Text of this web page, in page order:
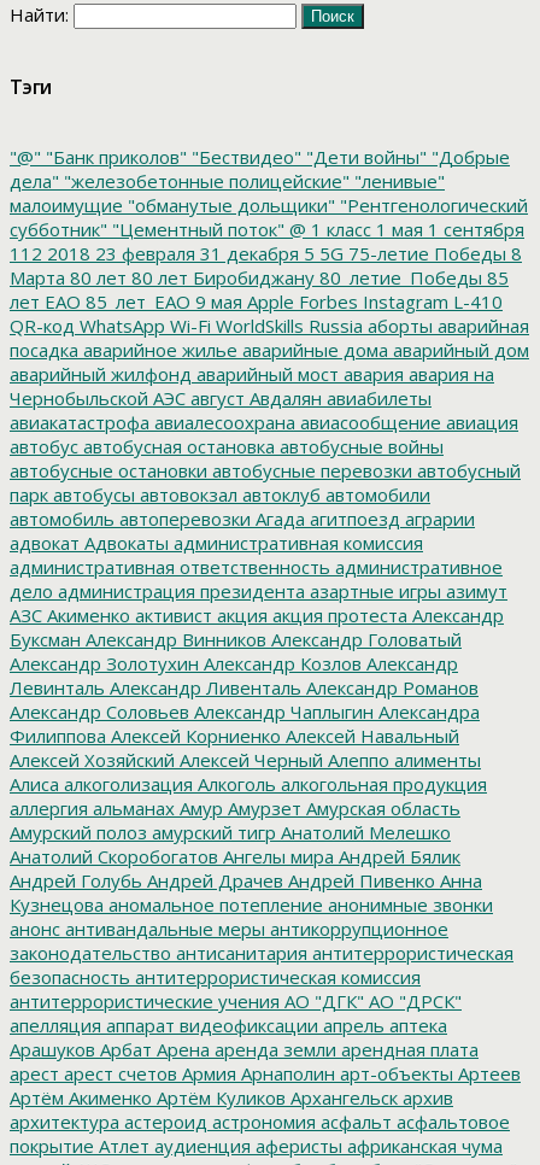
Найти:
Тэги
"@" "Банк приколов" "Бествидео" "Дети войны" "Добрые
дела" "железобетонные полицейские" "ленивые"
малоимущие "обманутые дольщики" "Рентгенологический
субботник" "Цементный поток" @ 1 класс 1 мая 1 сентября
112 2018 23 февраля 31 декабря 5 5G 75-летие Победы 8
Марта 80 лет 80 лет Биробиджану 80_летие_Победы 85
лет ЕАО 85_лет_ЕАО 9 мая Apple Forbes Instagram L-410
QR-код WhatsApp Wi-Fi WorldSkills Russia аборты аварийная
посадка аварийное жилье аварийные дома аварийный дом
аварийный жилфонд аварийный мост авария авария на
Чернобыльской АЭС август Авдалян авиабилеты
авиакатастрофа авиалесоохрана авиасообщение авиация
автобус автобусная остановка автобусные войны
автобусные остановки автобусные перевозки автобусный
парк автобусы автовокзал автоклуб автомобили
автомобиль автоперевозки Агада агитпоезд аграрии
адвокат Адвокаты административная комиссия
административная ответственность административное
дело администрация президента азартные игры азимут
АЗС Акименко активист акция акция протеста Александр
Буксман Александр Винников Александр Головатый
Александр Золотухин Александр Козлов Александр
Левинталь Александр Ливенталь Александр Романов
Александр Соловьев Александр Чаплыгин Александра
Филиппова Алексей Корниенко Алексей Навальный
Алексей Хозяйский Алексей Черный Алеппо алименты
Алиса алкоголизация Алкоголь алкогольная продукция
аллергия альманах Амур Амурзет Амурская область
Амурский полоз амурский тигр Анатолий Мелешко
Анатолий Скоробогатов Ангелы мира Андрей Бялик
Андрей Голубь Андрей Драчев Андрей Пивенко Анна
Кузнецова аномальное потепление анонимные звонки
анонс антивандальные меры антикоррупционное
законодательство антисанитария антитеррористическая
безопасность антитеррористическая комиссия
антитеррористические учения АО "ДГК" АО "ДРСК"
апелляция аппарат видеофиксации апрель аптека
Арашуков Арбат Арена аренда земли арендная плата
арест арест счетов Армия Арнаполин арт-объекты Артеев
Артём Акименко Артём Куликов Архангельск архив
архитектура астероид астрономия асфальт асфальтовое
покрытие Атлет аудиенция аферисты африканская чума